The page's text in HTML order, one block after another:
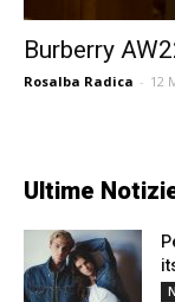
Burberry
Rosalba Radica - 12
Ultime